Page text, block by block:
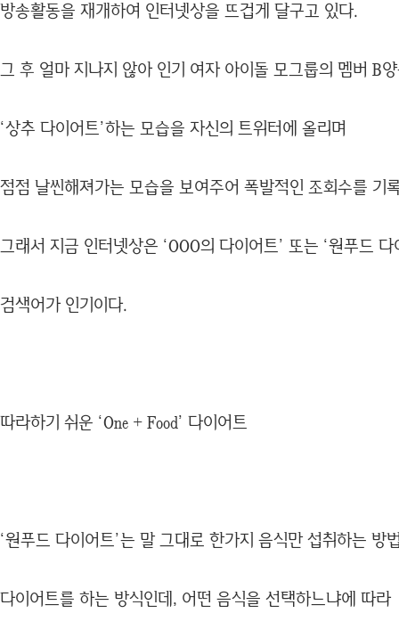
방송활동을 재개하여 인터넷상을 뜨겁게 달구고 있다.
그 후 얼마 지나지 않아 인기 여자 아이돌 모그룹의 멤버 B
‘상추 다이어트’하는 모습을 자신의 트위터에 올리며
점점 날씬해져가는 모습을 보여주어 폭발적인 조회수를 기
그래서 지금 인터넷상은 ‘OOO의 다이어트’ 또는 ‘원푸드 다
검색어가 인기이다.
따라하기 쉬운 ‘One + Food’ 다이어트
‘원푸드 다이어트’는 말 그대로 한가지 음식만 섭취하는 방
다이어트를 하는 방식인데, 어떤 음식을 선택하느냐에 따라